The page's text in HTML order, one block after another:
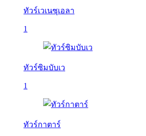
ทัวร์เวเนซุเอลา
1
ทัวร์ซิมบับเว
1
ทัวร์กาตาร์